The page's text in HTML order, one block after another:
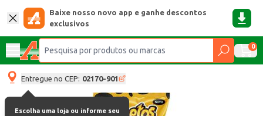
Baixe nosso novo app e ganhe descontos
exclusivos
0
Entregue no CEP: 02170-901
Escolha uma loja ou informe seu